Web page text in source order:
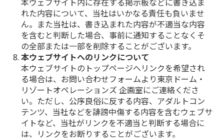
本ウェブサイト内に存在する掲示板などに書き込ま
れた内容について、当社はいかなる責任も負いませ
ん。また当社は、書き込まれた内容が不適当な内容
を含むと判断した場合、事前に通知することなくそ
の全部または一部を削除することがございます。
本ウェブサイトへのリンクについて
本ウェブサイトのトップページへリンクを希望され
る場合は、お問い合わせフォームより東京ドーム・
リゾートオペレーションズ 企画室にご連絡くださ
い。ただし、公序良俗に反する内容、アダルトコン
テンツ、当社などを誹謗中傷する内容を含むウェブサ
イトなど、当社がリンクを不適当と判断する場合に
は、リンクをお断りすることがございます。